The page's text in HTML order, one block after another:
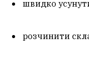
швидко
розчинити